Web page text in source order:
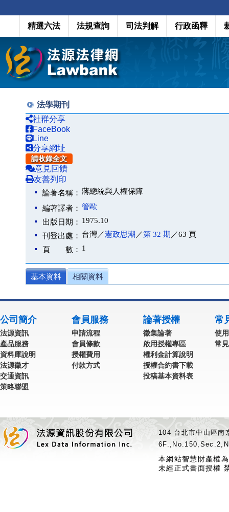
精選六法 法規查詢 司法判解 行政函釋
法學期刊
社群分享
FaceBook
Line
分享網址
請收錄全文
意見回饋
友善列印
論著名稱： 蔣總統與人權保障
編著譯者： 管歐
出版日期： 1975.10
刊登出處： 台灣／憲政思潮 ／第 32 期 ／63 頁
頁 數： 1
基本資料 相關資料
公司簡介
法源資訊
產品服務
資料庫說明
法源徵才
交通資訊
策略聯盟
會員服務
申請流程
會員條款
授權費用
付款方式
論著授權
徵集論著
啟用授權專區
權利金計算說明
授權合約書下載
投稿基本資料表
常
使
常
104 台北市中山區
本網站智慧財產權
未經正式書面授權